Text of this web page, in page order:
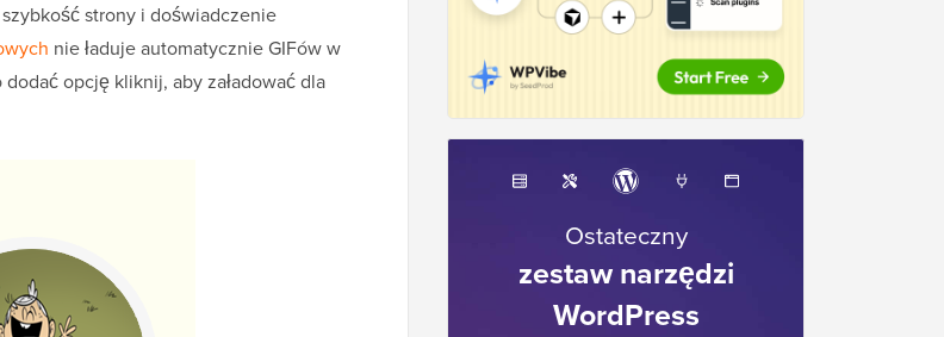
szybkość strony i doświadczenie
nie ładuje automatycznie GIFów w
opcję kliknij, aby załadować dla
Ostateczny
zestaw narzędzi
WordPress